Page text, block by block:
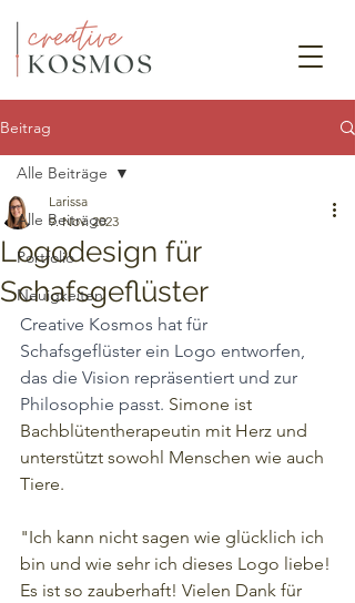
Beitrag
Alle Beiträge
Portfolio
Neuigkeiten
Alle Beiträge
Logodesign für
Schafsgeflüster
Larissa
9. Nov. 2023
Creative Kosmos hat für
Schafsgeflüster ein Logo entworfen,
das die Vision repräsentiert und zur
Philosophie passt. Simone ist
Bachblütentherapeutin mit Herz und
unterstützt sowohl Menschen wie auch
Tiere.
"Ich kann nicht sagen wie glücklich ich
bin und wie sehr ich dieses Logo liebe!
Es ist so zauberhaft! Vielen Dank für